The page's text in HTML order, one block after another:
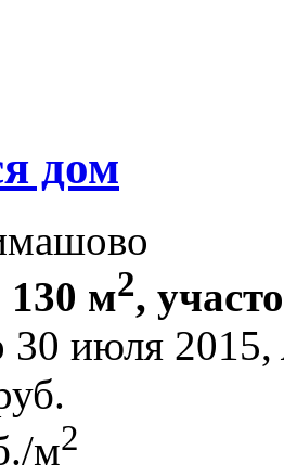
дом
м2,
30 июля 2015,
м2